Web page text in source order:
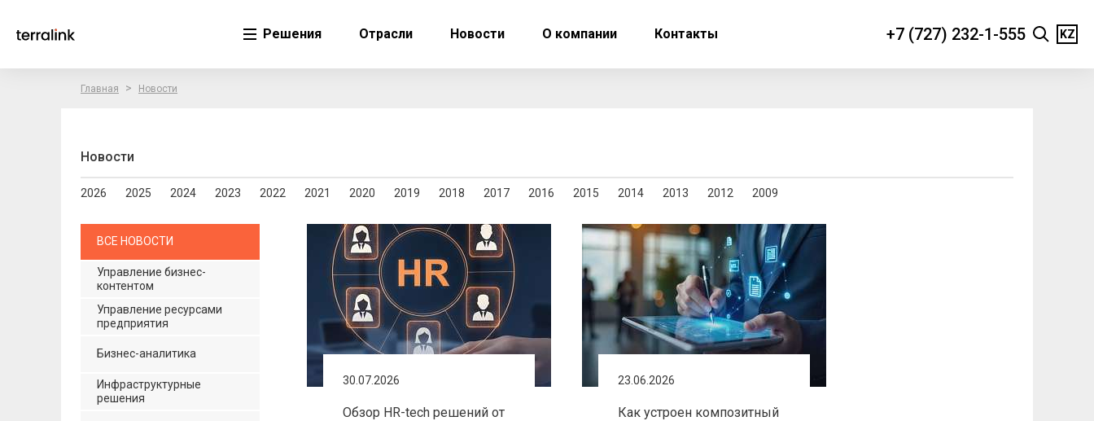
Решения Отрасли Новости О компании Контакты +7 (727) 232-1-555 KZ
Главная > Новости
Новости
2026 2025 2024 2023 2022 2021 2020 2019 2018 2017 2016 2015 2014 2013 2012 2009
ВСЕ НОВОСТИ
Управление бизнес-
контентом
Управление ресурсами
предприятия
Бизнес-аналитика
Инфраструктурные
решения
30.07.2026
Обзор HR-tech решений от
23.06.2026
Как устроен композитный